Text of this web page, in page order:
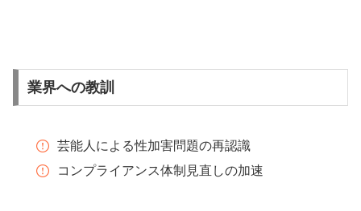
業界への教訓
芸能人による性加害問題の再認識
コンプライアンス体制見直しの加速